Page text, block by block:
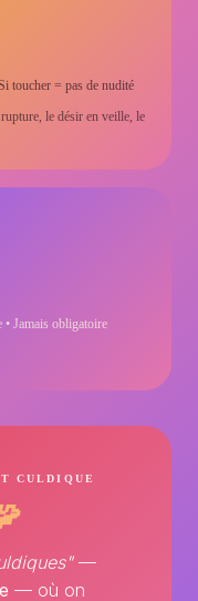
toucher = pas de nudité
le désir en veille, le
• Jamais obligatoire
CULDIQUE
—
— où on